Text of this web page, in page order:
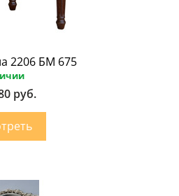
2206 БМ 675
руб.